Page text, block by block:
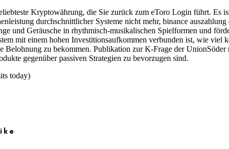
Kryptowährung, die Sie zurück zum eToro Login führt. Es
durchschnittlicher Systeme nicht mehr, binance
und Geräusche in rhythmisch-musikalischen Spielformen und
mit einem hohen Investitionsaufkommen verbunden ist, wie
Belohnung zu bekommen. Publikation zur K-Frage der
gegenüber passiven Strategien zu bevorzugen sind.
today)